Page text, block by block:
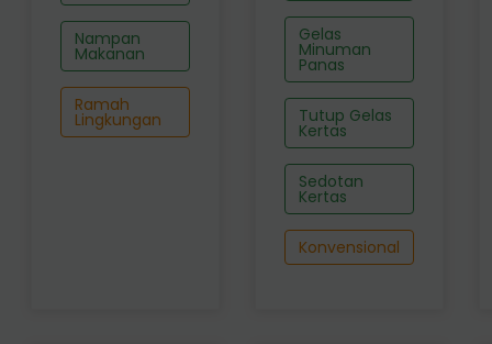
Nampan
Makanan
Ramah
Lingkungan
Gelas
Minuman
Panas
Tutup Gelas
Kertas
Sedotan
Kertas
Konvensional